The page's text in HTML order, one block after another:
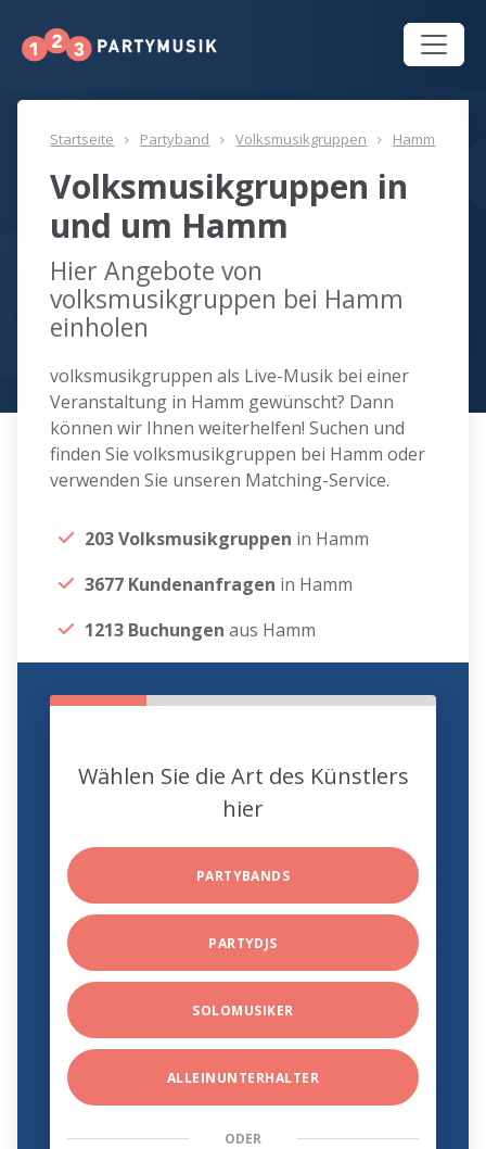
Startseite Partyband Volksmusikgruppen Hamm
Volksmusikgruppen in
und um Hamm
Hier Angebote von
volksmusikgruppen bei Hamm
einholen
volksmusikgruppen als Live-Musik bei einer
Veranstaltung in Hamm gewünscht? Dann
können wir Ihnen weiterhelfen! Suchen und
finden Sie volksmusikgruppen bei Hamm oder
verwenden Sie unseren Matching-Service.
203 Volksmusikgruppen in Hamm
3677 Kundenanfragen in Hamm
1213 Buchungen aus Hamm
Wählen Sie die Art des Künstlers
hier
PARTYBANDS
PARTYDJS
SOLOMUSIKER
ALLEINUNTERHALTER
ODER